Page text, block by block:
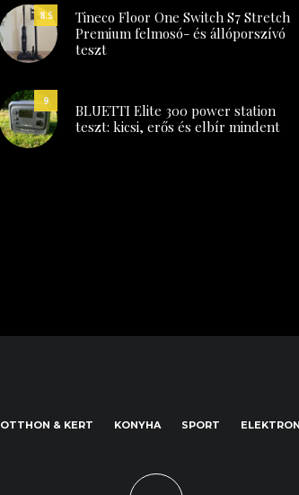
8.5
Tineco Floor One Switch S7 Stretch
Premium felmosó- és állóporszívó
teszt
9
BLUETTI Elite 300 power station
teszt: kicsi, erős és elbír mindent
OTTHON & KERT KONYHA SPORT